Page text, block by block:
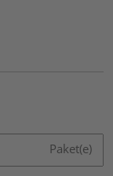
Paket(e)